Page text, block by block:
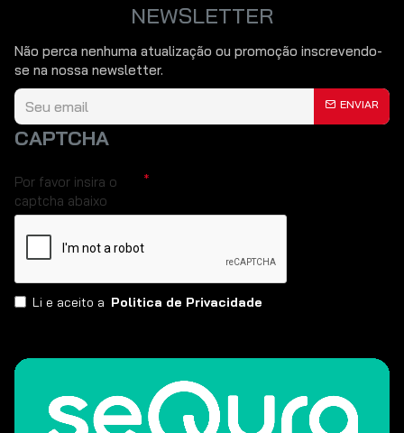
NEWSLETTER
Não perca nenhuma atualização ou promoção inscrevendo-
se na nossa newsletter.
ENVIAR
CAPTCHA
Por favor insira o
captcha abaixo
Li e aceito a Politica de Privacidade